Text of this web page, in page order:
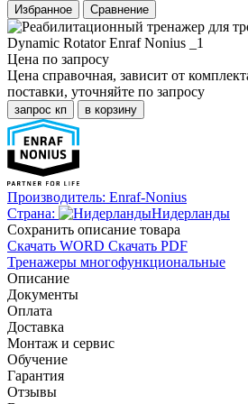
Избранное Сравнение
Цена по запросу
Цена справочная, зависит от
поставки, уточняйте по запросу
запрос кп в корзину
Производитель: Enraf-Nonius
Страна:
Нидерланды
Cохранить описание товара
Скачать WORD Скачать PDF
Тренажеры многофункциональные
Описание
Документы
Оплата
Доставка
Монтаж и сервис
Обучение
Гарантия
Отзывы